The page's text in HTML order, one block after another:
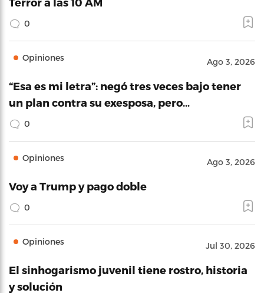
0
Opiniones Ago 3, 2026
“Esa es mi letra”: negó tres veces bajo tener
un plan contra su exesposa, pero…
0
Opiniones Ago 3, 2026
Voy a Trump y pago doble
0
Opiniones Jul 30, 2026
El sinhogarismo juvenil tiene rostro, historia
y solución